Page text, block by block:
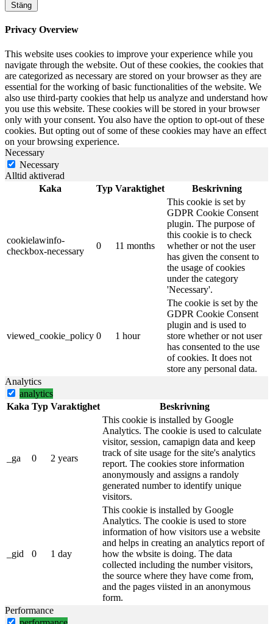
Stäng
Privacy Overview
This website uses cookies to improve your experience while you
navigate through the website. Out of these cookies, the cookies that
are categorized as necessary are stored on your browser as they are
essential for the working of basic functionalities of the website. We
also use third-party cookies that help us analyze and understand how
you use this website. These cookies will be stored in your browser
only with your consent. You also have the option to opt-out of these
cookies. But opting out of some of these cookies may have an effect
on your browsing experience.
Necessary
Necessary
Alltid aktiverad
Kaka
Typ Varaktighet Beskrivning
cookielawinfo-
checkbox-necessary
0 11 months
This cookie is set by
GDPR Cookie Consent
plugin. The purpose of
this cookie is to check
whether or not the user
has given the consent to
the usage of cookies
under the category
'Necessary'.
viewed_cookie_policy 0 1 hour
The cookie is set by the
GDPR Cookie Consent
plugin and is used to
store whether or not user
has consented to the use
of cookies. It does not
store any personal data.
Analytics
analytics
Kaka Typ Varaktighet Beskrivning
_ga 0 2 years
This cookie is installed by Google
Analytics. The cookie is used to calculate
visitor, session, camapign data and keep
track of site usage for the site's analytics
report. The cookies store information
anonymously and assigns a randoly
generated number to identify unique
visitors.
_gid 0 1 day
This cookie is installed by Google
Analytics. The cookie is used to store
information of how visitors use a website
and helps in creating an analytics report of
how the wbsite is doing. The data
collected including the number visitors,
the source where they have come from,
and the pages viisted in an anonymous
form.
Performance